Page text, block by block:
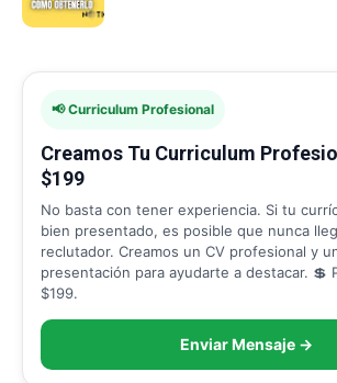
📢 Curriculum Profesional
Creamos Tu Curriculum
$199
No basta con tener experiencia. Si tu
bien presentado, es posible que nunca
reclutador. Creamos un CV profesional y
presentación para ayudarte a destacar. 💲
$199.
Enviar Mensaje →